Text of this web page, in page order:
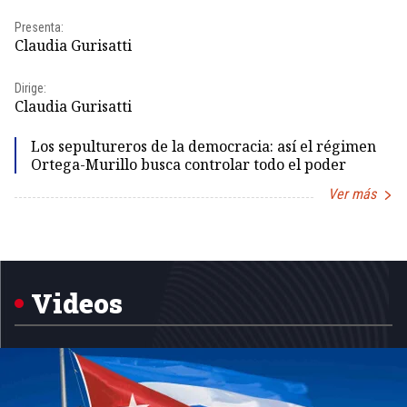
Presenta:
Claudia Gurisatti
Dirige:
Claudia Gurisatti
Los sepultureros de la democracia: así el régimen
Ortega-Murillo busca controlar todo el poder
Ver más
5
Videos